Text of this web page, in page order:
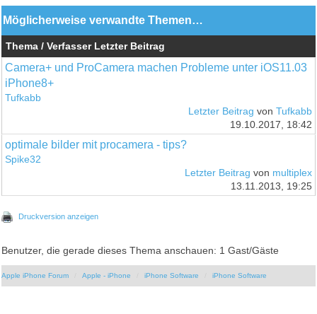
Möglicherweise verwandte Themen…
Thema / Verfasser Letzter Beitrag
Camera+ und ProCamera machen Probleme unter iOS11.03
iPhone8+
Tufkabb
Letzter Beitrag von Tufkabb
19.10.2017, 18:42
optimale bilder mit procamera - tips?
Spike32
Letzter Beitrag von multiplex
13.11.2013, 19:25
Druckversion anzeigen
Benutzer, die gerade dieses Thema anschauen: 1 Gast/Gäste
Apple iPhone Forum Apple - iPhone iPhone Software iPhone Software